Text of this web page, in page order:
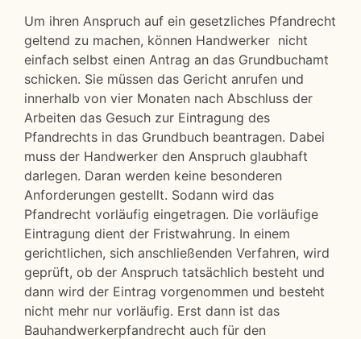
Um ihren Anspruch auf ein gesetzliches Pfandrecht
geltend zu machen, können Handwerker nicht
einfach selbst einen Antrag an das Grundbuchamt
schicken. Sie müssen das Gericht anrufen und
innerhalb von vier Monaten nach Abschluss der
Arbeiten das Gesuch zur Eintragung des
Pfandrechts in das Grundbuch beantragen. Dabei
muss der Handwerker den Anspruch glaubhaft
darlegen. Daran werden keine besonderen
Anforderungen gestellt. Sodann wird das
Pfandrecht vorläufig eingetragen. Die vorläufige
Eintragung dient der Fristwahrung. In einem
gerichtlichen, sich anschließenden Verfahren, wird
geprüft, ob der Anspruch tatsächlich besteht und
dann wird der Eintrag vorgenommen und besteht
nicht mehr nur vorläufig. Erst dann ist das
Bauhandwerkerpfandrecht auch für den